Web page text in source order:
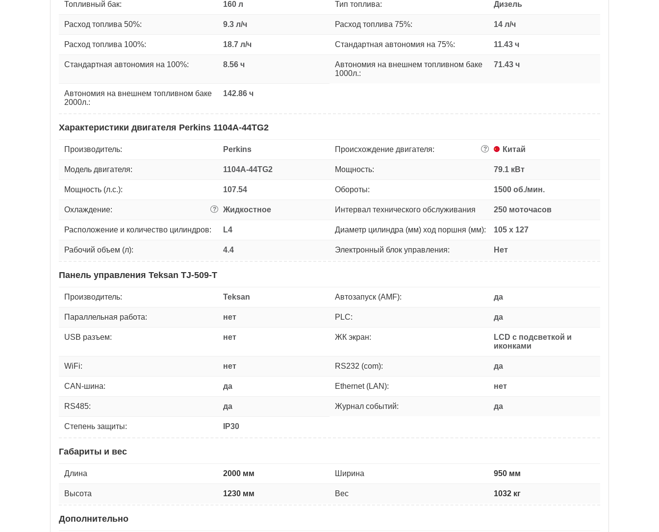
Топливный бак: 160 л Тип топлива: Дизель
Расход топлива 50%: 9.3 л/ч Расход топлива 75%: 14 л/ч
Расход топлива 100%: 18.7 л/ч Стандартная автономия на 75%: 11.43 ч
Стандартная автономия на 100%: 8.56 ч
Автономия на внешнем топливном баке
1000л.:
71.43 ч
Автономия на внешнем топливном баке
2000л.:
142.86 ч
Характеристики двигателя Perkins 1104A-44TG2
Производитель: Perkins Происхождение двигателя: ? Китай
Модель двигателя: 1104A-44TG2 Мощность: 79.1 кВт
Мощность (л.с.): 107.54 Обороты: 1500 об./мин.
Охлаждение: ? Жидкостное Интервал технического обслуживания 250 моточасов
Расположение и количество цилиндров: L4 Диаметр цилиндра (мм) ход поршня (мм): 105 х 127
Рабочий объем (л): 4.4 Электронный блок управления: Нет
Панель управления Teksan TJ-509-T
Производитель: Teksan Автозапуск (AMF): да
Параллельная работа: нет PLC: да
USB разъем: нет ЖК экран:
LCD с подсветкой и
иконками
WiFi: нет RS232 (com): да
CAN-шина: да Ethernet (LAN): нет
RS485: да Журнал событий: да
Степень защиты: IP30
Габариты и вес
Длина 2000 мм Ширина 950 мм
Высота 1230 мм Вес 1032 кг
Дополнительно